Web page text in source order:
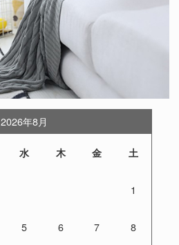
2026年8月
水 木 金 土
1
5 6 7 8